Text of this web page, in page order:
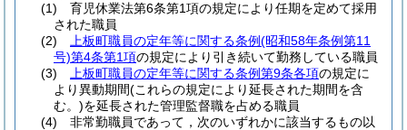
(1)
育児休業法第6条第1項の規定により任期を定めて採用
された職員
(2)
上板町職員の定年等に関する条例(昭和58年条例第11
号)第4条第1項の規定により引き続いて勤務している職員
(3)
上板町職員の定年等に関する条例第9条各項の規定に
より異動期間(これらの規定により延長された期間を含
む。)を延長された管理監督職を占める職員
(4)
非常勤職員であって，次のいずれかに該当するもの以